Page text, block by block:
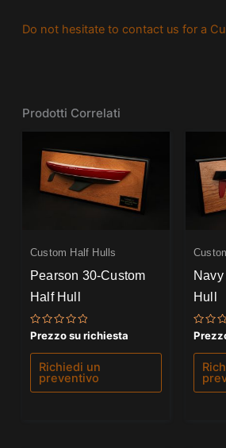
Do not hesitate to contact us for a
Prodotti Correlati
Custom Half Hulls
Pearson 30-Custom
Half Hull
Valutato
0
su
Prezzo su richiesta
Richiedi un
preventivo
Hull
0
su